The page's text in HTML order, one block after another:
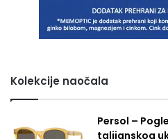
Kolekcije naočala
Persol –
talijanskog